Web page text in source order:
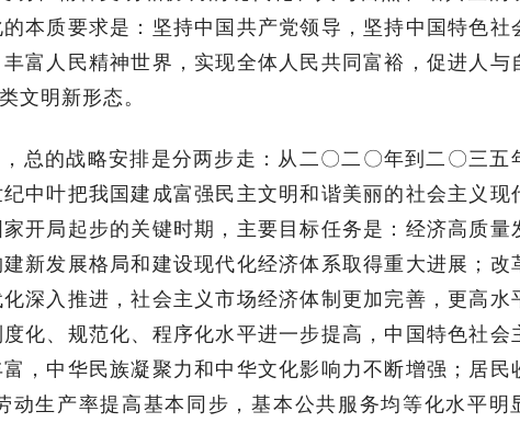
本质要求是：坚持中国共产党领导，坚持中国特色社
富人民精神世界，实现全体人民共同富裕，促进人与
文明新形态。
总的战略安排是分两步走：从二〇二〇年到二〇三五
中叶把我国建成富强民主文明和谐美丽的社会主义现
开局起步的关键时期，主要目标任务是：经济高质量
新发展格局和建设现代化经济体系取得重大进展；改
深入推进，社会主义市场经济体制更加完善，更高水
化、规范化、程序化水平进一步提高，中国特色社会
，中华民族凝聚力和中华文化影响力不断增强；居民
生产率提高基本同步，基本公共服务均等化水平明